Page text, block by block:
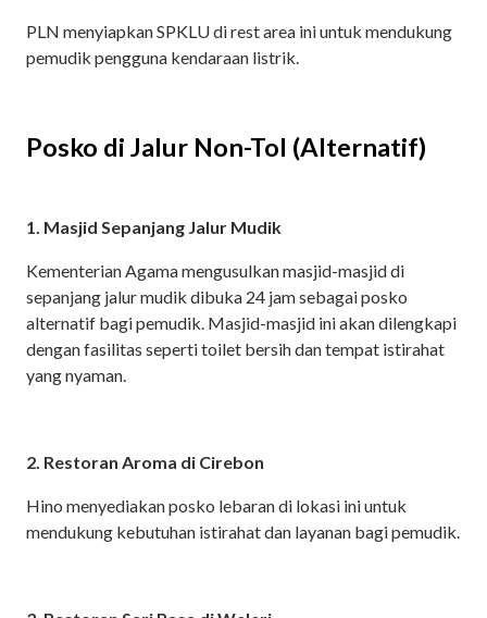
PLN menyiapkan SPKLU di rest area ini untuk mendukung
pemudik pengguna kendaraan listrik.
Posko di Jalur Non-Tol (Alternatif)
1. Masjid Sepanjang Jalur Mudik
Kementerian Agama mengusulkan masjid-masjid di
sepanjang jalur mudik dibuka 24 jam sebagai posko
alternatif bagi pemudik. Masjid-masjid ini akan dilengkapi
dengan fasilitas seperti toilet bersih dan tempat istirahat
yang nyaman.
2. Restoran Aroma di Cirebon
Hino menyediakan posko lebaran di lokasi ini untuk
mendukung kebutuhan istirahat dan layanan bagi pemudik.